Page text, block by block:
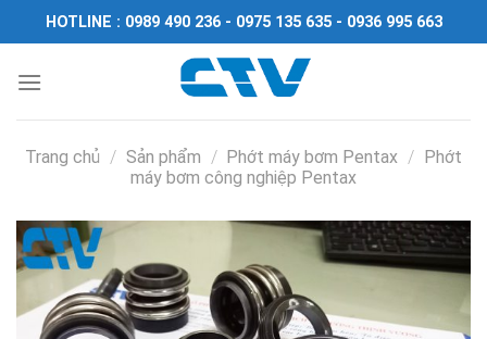
Chuyển
đến
dung
HOTLINE : 0989 490 236 - 0975 135 635 - 0936 995 663
Trang chủ / Sản phẩm / Phớt máy bơm Pentax / Phớt
máy bơm công nghiệp Pentax